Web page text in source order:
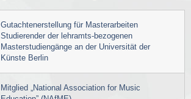
Gutachtenerstellung für Masterarbeiten
Studierender der lehramts-bezogenen
Masterstudiengänge an der Universität der
Künste Berlin
Mitglied „National Association for Music